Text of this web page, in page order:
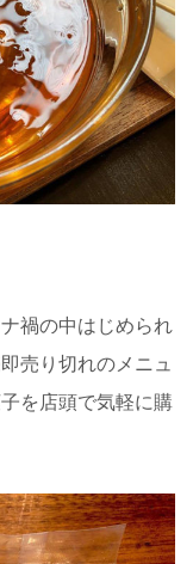
禍の中はじめられ
売り切れのメニュ
を店頭で気軽に購